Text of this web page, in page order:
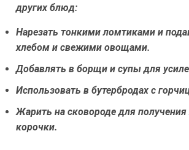
других блюд:
Нарезать тонкими ломтиками и
хлебом и свежими овощами.
Добавлять в борщи и супы для
Использовать в бутербродах с
Жарить на сковороде для
корочки.